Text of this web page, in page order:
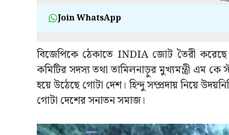
Join WhatsApp
বিজেপিকে ঠেকাতে INDIA জোট তৈরী
কমিটির সদস্য তথা তামিলনাড়ুর মুখ্যমন্ত্রী এম কে
হয়ে উঠেছে গোটা দেশ। হিন্দু সম্প্রদায় নিয়ে
গোটা দেশের সনাতন সমাজ।